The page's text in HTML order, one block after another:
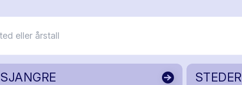
SJANGRE STEDER